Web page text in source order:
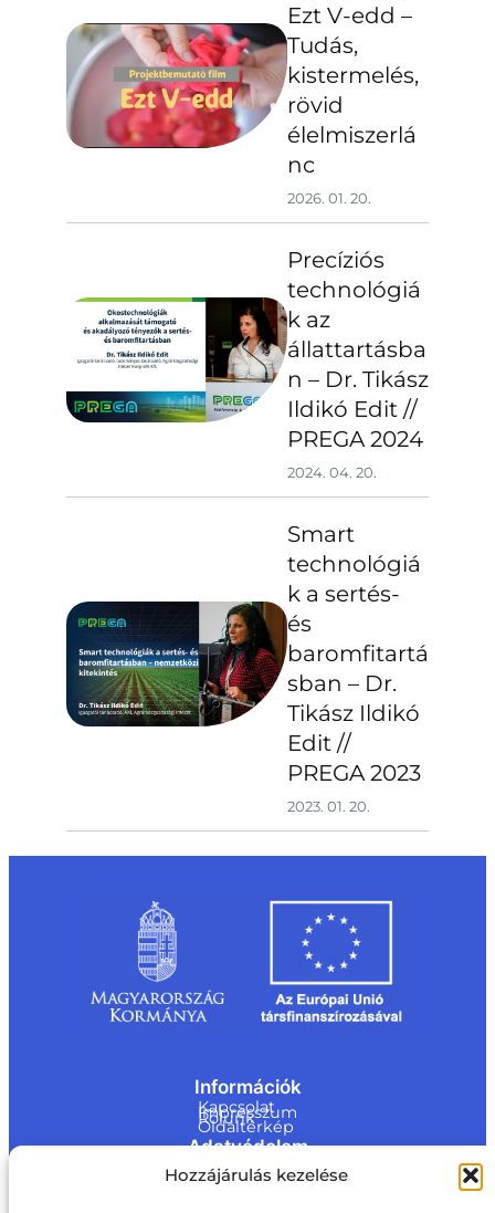
Hozzájárulás kezelése
Ezt V-edd –
Tudás,
kistermelés,
rövid
élelmiszerlá
nc
2026. 01. 20.
Precíziós
technológiá
k az
állattartásba
n – Dr. Tikász
Ildikó Edit //
PREGA 2024
2024. 04. 20.
Smart
technológiá
k a sertés-
és
baromfitartá
sban – Dr.
Tikász Ildikó
Edit //
PREGA 2023
2023. 01. 20.
Információk
Kapcsolat
Impresszum
Rólunk
Oldaltérkép
Adatvédelem
Jogi nyilatkozat
Adatvédelmi nyilatkozat
Akadálymentesítési nyilatkozat